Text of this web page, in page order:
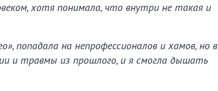
хотя понимала, что внутри не такая и
попадала на непрофессионалов и хамов, но в
и травмы из прошлого, и я смогла дышать